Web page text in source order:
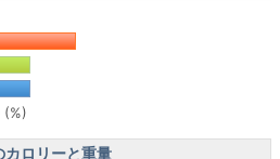
(%)
カロリーと重量